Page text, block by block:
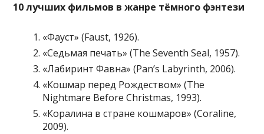
10 лучших фильмов в жанре тёмного фэнтези
«Фауст» (Faust, 1926).
«Седьмая печать» (The Seventh Seal, 1957).
«Лабиринт Фавна» (Pan’s Labyrinth, 2006).
«Кошмар перед Рождеством» (The
Nightmare Before Christmas, 1993).
«Коралина в стране кошмаров» (Coraline,
2009).